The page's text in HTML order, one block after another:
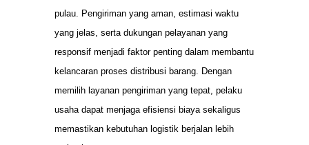
pulau. Pengiriman yang aman, estimasi waktu
yang jelas, serta dukungan pelayanan yang
responsif menjadi faktor penting dalam membantu
kelancaran proses distribusi barang. Dengan
memilih layanan pengiriman yang tepat, pelaku
usaha dapat menjaga efisiensi biaya sekaligus
memastikan kebutuhan logistik berjalan lebih